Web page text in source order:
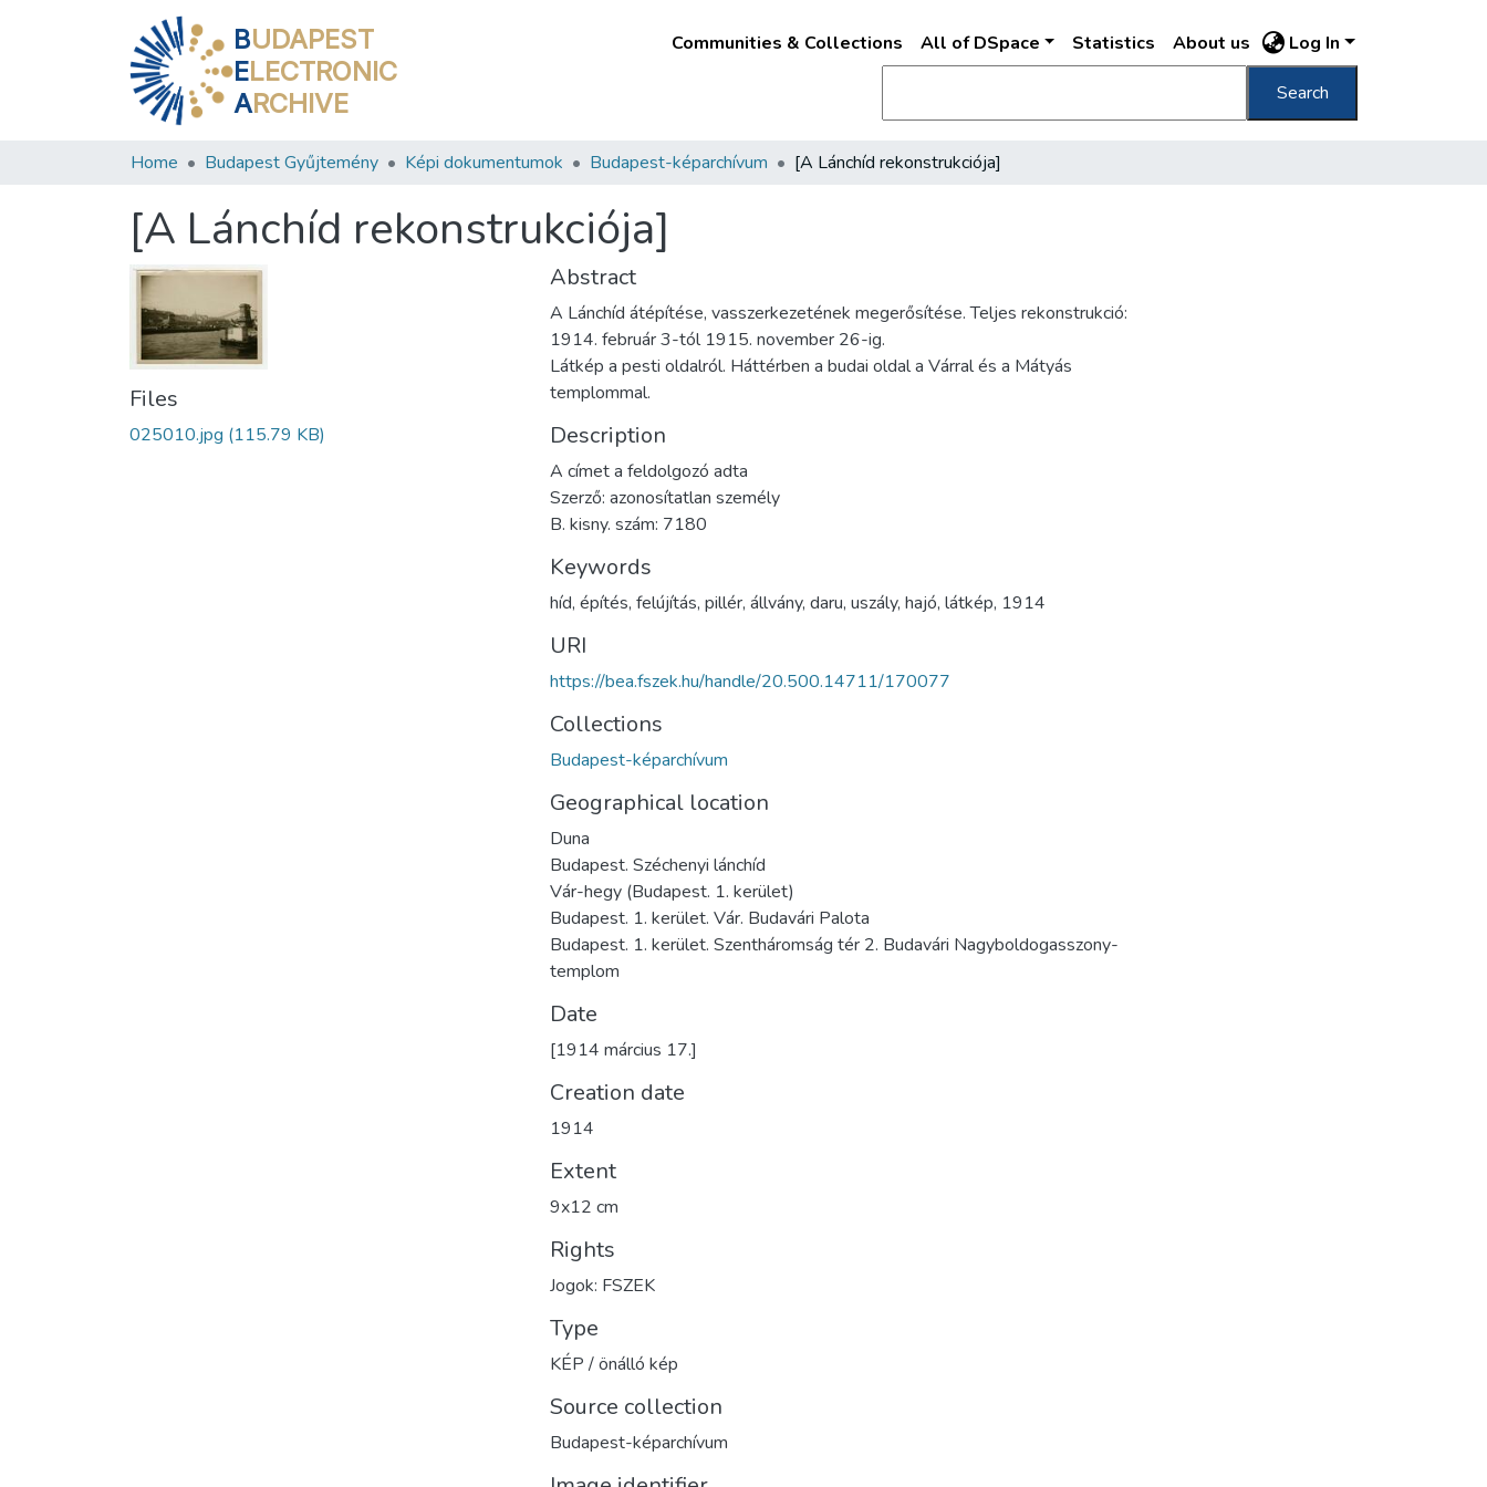
BUDAPEST
ELECTRONIC
ARCHIVE
Communities & Collections All of DSpace Statistics About us Log In
Search
Home Budapest Gyűjtemény Képi dokumentumok Budapest-képarchívum [A Lánchíd rekonstrukciója]
[A Lánchíd rekonstrukciója]
Files
025010.jpg (115.79 KB)
Abstract
A Lánchíd átépítése, vasszerkezetének megerősítése. Teljes rekonstrukció:
1914. február 3-tól 1915. november 26-ig.
Látkép a pesti oldalról. Háttérben a budai oldal a Várral és a Mátyás
templommal.
Description
A címet a feldolgozó adta
Szerző: azonosítatlan személy
B. kisny. szám: 7180
Keywords
híd, építés, felújítás, pillér, állvány, daru, uszály, hajó, látkép, 1914
URI
https://bea.fszek.hu/handle/20.500.14711/170077
Collections
Budapest-képarchívum
Geographical location
Duna
Budapest. Széchenyi lánchíd
Vár-hegy (Budapest. 1. kerület)
Budapest. 1. kerület. Vár. Budavári Palota
Budapest. 1. kerület. Szentháromság tér 2. Budavári Nagyboldogasszony-
templom
Date
[1914 március 17.]
Creation date
1914
Extent
9x12 cm
Rights
Jogok: FSZEK
Type
KÉP / önálló kép
Source collection
Budapest-képarchívum